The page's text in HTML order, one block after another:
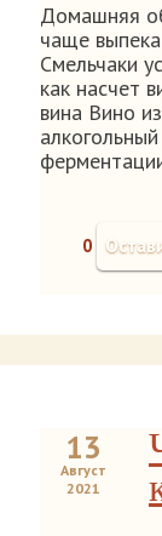
Домашняя
чаще
Смельчаки
как насчет
вина Вино
0
13
Август
2021